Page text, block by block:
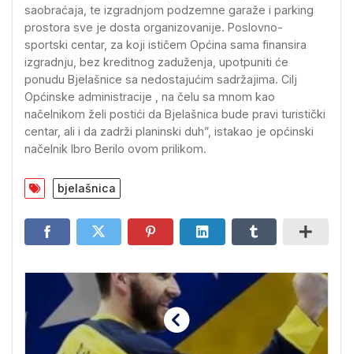
saobraćaja, te izgradnjom podzemne garaže i parking
prostora sve je dosta organizovanije. Poslovno-
sportski centar, za koji ističem Općina sama finansira
izgradnju, bez kreditnog zaduženja, upotpuniti će
ponudu Bjelašnice sa nedostajućim sadržajima. Cilj
Općinske administracije , na čelu sa mnom kao
načelnikom želi postići da Bjelašnica bude pravi turistički
centar, ali i da zadrži planinski duh”, istakao je općinski
načelnik Ibro Berilo ovom prilikom.
bjelašnica